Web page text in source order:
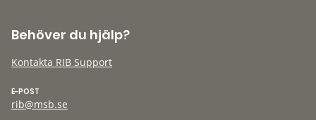
Behöver du hjälp?
Kontakta RIB Support
E-POST
rib@msb.se